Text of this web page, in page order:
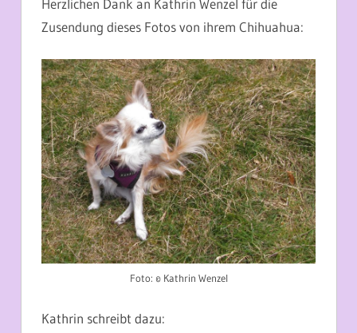
Herzlichen Dank an Kathrin Wenzel für die
Zusendung dieses Fotos von ihrem Chihuahua:
Foto: © Kathrin Wenzel
Kathrin schreibt dazu: